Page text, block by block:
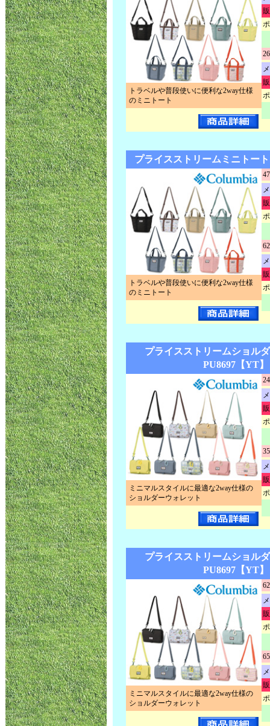
トラベルや普段使いに便利な2way仕様
のミニトート
プライスストリームミニトー
トラベルや普段使いに便利な2way仕様
のミニトート
プライスストリームショル
PU8697【YT】
ミニマルスタイルに最適な2way仕様の
ショルダーウォレット
プライスストリームショル
PU8697【YT】
ミニマルスタイルに最適な2way仕様の
ショルダーウォレット